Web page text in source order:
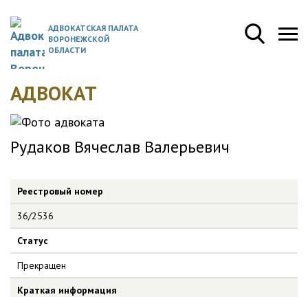
АДВОКАТСКАЯ ПАЛАТА
ВОРОНЕЖСКОЙ
ОБЛАСТИ
АДВОКАТ
Рудаков Вячеслав Валерьевич
Реестровый номер
36/2536
Статус
Прекращен
Краткая информация